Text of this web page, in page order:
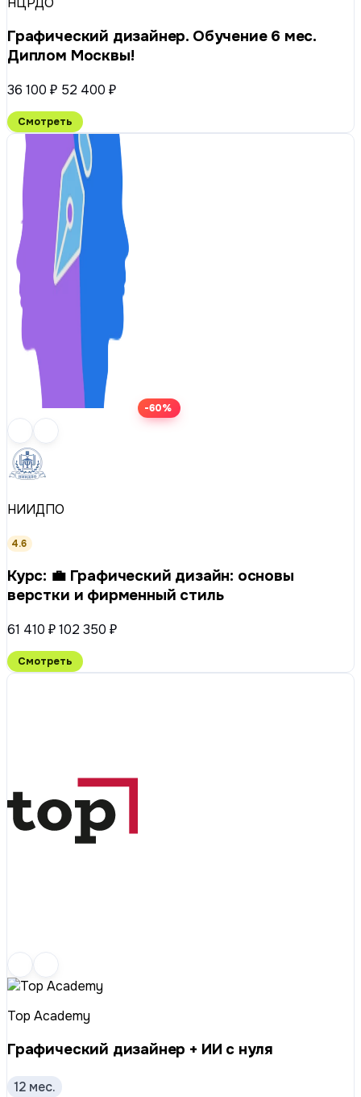
Графический дизайнер. Обучение 6 мес.
Диплом Москвы!
36 100 ₽ 52 400 ₽
Смотреть
-60%
НИИДПО
4.6
Курс: 💼 Графический дизайн: основы
верстки и фирменный стиль
61 410 ₽102 350 ₽
Смотреть
Top Academy
Графический дизайнер + ИИ с нуля
12 мес.